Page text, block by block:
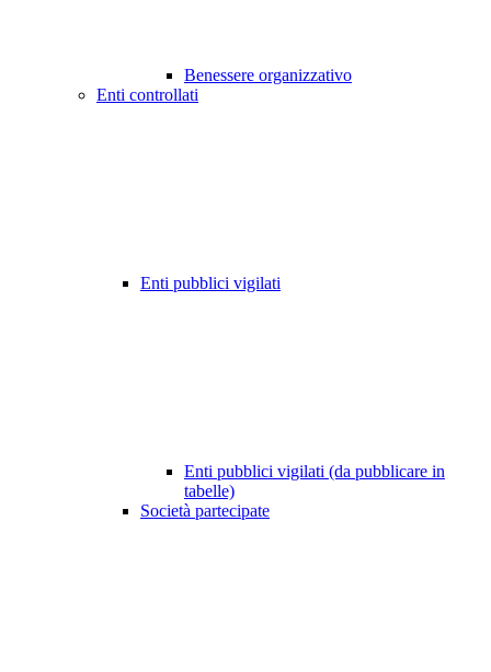
Benessere organizzativo
Enti controllati
Enti pubblici vigilati
Enti pubblici vigilati (da pubblicare in
tabelle)
Società partecipate